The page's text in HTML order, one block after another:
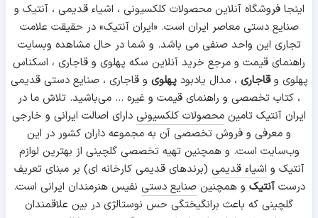
اینجا فروشگاه آنلاین محصولات کلکسیونی ، اشیاء قدیمی ، آنتیک و
صنایع دستی معاصر ایران است. «ایران آنتیک» در حقیقت علامت
تجاری این واحد صنفی می باشد. و شما در حال مشاهده وبسایت
راهنمای قیمت و مرجع خرید آنلاین سکه پهلوی و قاجاری ، اسکناس
پهلوی وقاجاری ، مدال یادبودپهلوی و قاجاری ، صنایع دستی قدیمی
، کتاب تخصصی و راهنمای قیمت و غیره ... می‌باشید. تلاش ما در
ایران آنتیک تامین محصولات کلکسیونی دارای اصالت ایرانی و خارجی
و معرفی و فروش تخصصی آن به مجموعه داران کشور در این
وب‌سایت است. و همچنین تهیه تخصصی گلچینی از بهترین لوازم
آنتیک و اشیاء قدیمی (برندهای قدیمی کارخانه ای) بر مبنای تعریف
درستآنتیک و همچنینصنایع دستی نفیس هنرمندان ایرانی است.
گلچینی که باعث برانگیختگی حس نوستالژی در بین علاقمندان